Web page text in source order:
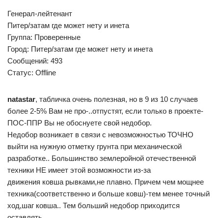
Генерал-лейтенант
Питер/затам где может нету и инета
Группа: Проверенные
Город: Питер/затам где может нету и инета
Сообщений: 493
Статус: Offline
natastar, табличка очень полезная, но в 9 из 10 случаев
более 2-5% Вам не про-..отпустят, если только в проекте-
ПОС-ППР Вы не обоснуете свой недобор.
Недобор возникает в связи с невозможностью ТОЧНО
выйти на нужную отметку грунта при механической
разработке.. Большинство землеройной отечественной
техники НЕ имеет этой возможности из-за
движения ковша рывками,не плавно. Причем чем мощнее
техника(соответственно и больше ковш)-тем менее точный
ход,шаг ковша.. Тем больший недобор приходится